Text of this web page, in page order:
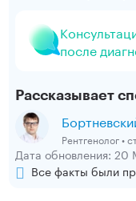
после
Рассказывает
Рентгенолог •
Дата обновления: 20
Все факты были